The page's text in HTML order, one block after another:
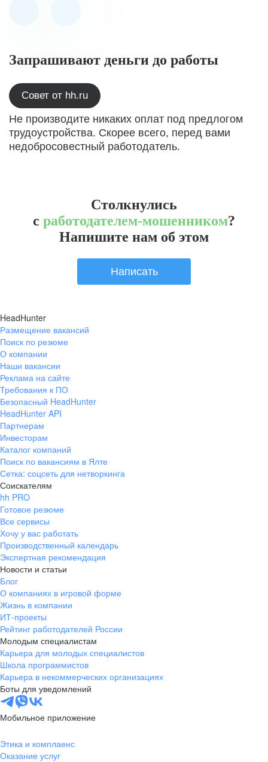
Запрашивают деньги до работы
Совет от hh.ru
Не производите никаких оплат под предлогом
трудоустройства. Скорее всего, перед вами
недобросовестный работодатель.
Столкнулись
с работодателем-мошенником?
Напишите нам об этом
Написать
HeadHunter
Размещение вакансий
Поиск по резюме
О компании
Наши вакансии
Реклама на сайте
Требования к ПО
Безопасный HeadHunter
HeadHunter API
Партнерам
Инвесторам
Каталог компаний
Поиск по вакансиям в Ялте
Сетка: соцсеть для нетворкинга
Соискателям
hh PRO
Готовое резюме
Все сервисы
Хочу у вас работать
Производственный календарь
Экспертная рекомендация
Новости и статьи
Блог
О компаниях в игровой форме
Жизнь в компании
ИТ-проекты
Рейтинг работодателей России
Молодым специалистам
Карьера для молодых специалистов
Школа программистов
Карьера в некоммерческих организациях
Боты для уведомлений
Мобильное приложение
Этика и комплаенс
Оказание услуг